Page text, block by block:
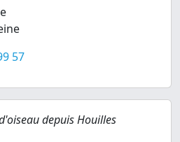
57
depuis Houilles